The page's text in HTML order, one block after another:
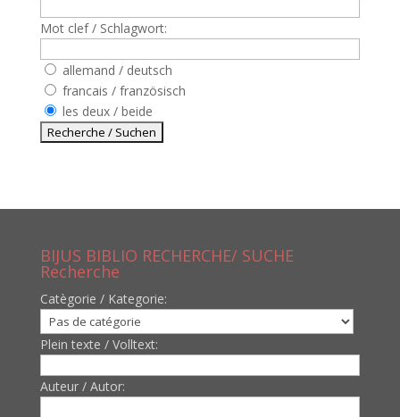
Mot clef / Schlagwort:
allemand / deutsch
francais / französisch
les deux / beide
BIJUS BIBLIO RECHERCHE/ SUCHE
Recherche
Catègorie / Kategorie:
Plein texte / Volltext:
Auteur / Autor: